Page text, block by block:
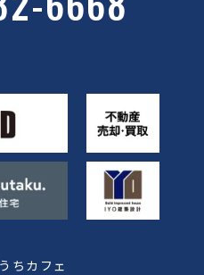
ちカフェ